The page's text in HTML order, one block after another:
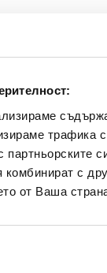
трафика
партньорските
комбинират с
от Ваша
може да
и
-
че